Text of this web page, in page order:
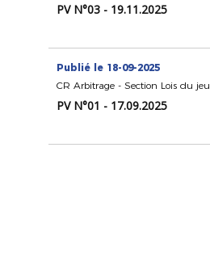
PV N°03 - 19.11.2025
Publié le 18-09-2025
CR Arbitrage - Section Lois du jeu
PV N°01 - 17.09.2025